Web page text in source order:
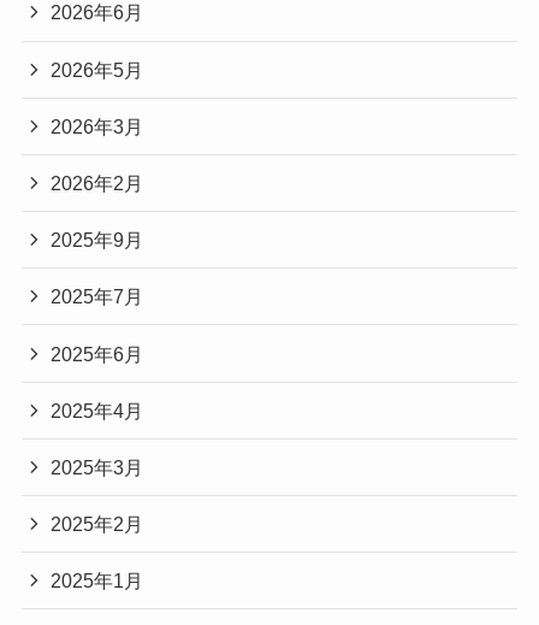
2026年6月
2026年5月
2026年3月
2026年2月
2025年9月
2025年7月
2025年6月
2025年4月
2025年3月
2025年2月
2025年1月